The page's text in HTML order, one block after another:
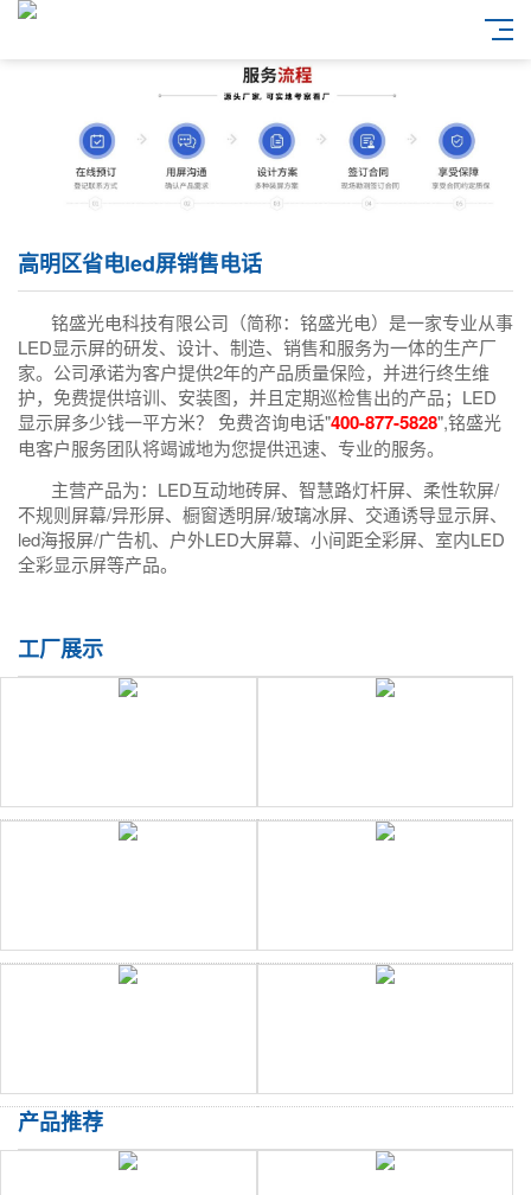
高明区省电led屏销售电话
铭盛光电科技有限公司（简称：铭盛光电）是一家专业从事
LED显示屏的研发、设计、制造、销售和服务为一体的生产厂
家。公司承诺为客户提供2年的产品质量保险，并进行终生维
护，免费提供培训、安装图，并且定期巡检售出的产品；LED
显示屏多少钱一平方米？ 免费咨询电话"400-877-5828",铭盛光
电客户服务团队将竭诚地为您提供迅速、专业的服务。
主营产品为：LED互动地砖屏、智慧路灯杆屏、柔性软屏/
不规则屏幕/异形屏、橱窗透明屏/玻璃冰屏、交通诱导显示屏、
led海报屏/广告机、户外LED大屏幕、小间距全彩屏、室内LED
全彩显示屏等产品。
工厂展示
产品推荐